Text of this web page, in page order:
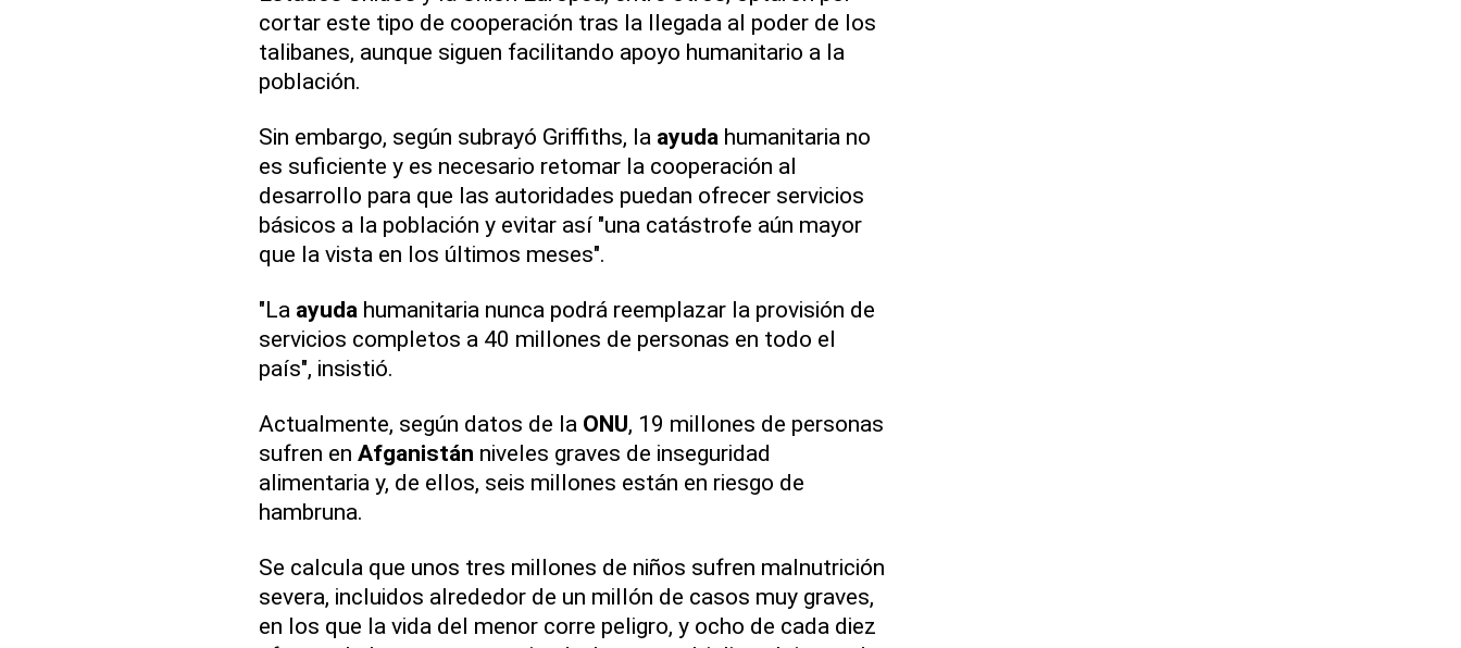
cortar este tipo de cooperación tras la llegada al poder de los
talibanes, aunque siguen facilitando apoyo humanitario a la
población.
Sin embargo, según subrayó Griffiths, la ayuda humanitaria no
es suficiente y es necesario retomar la cooperación al
desarrollo para que las autoridades puedan ofrecer servicios
básicos a la población y evitar así "una catástrofe aún mayor
que la vista en los últimos meses".
"La ayuda humanitaria nunca podrá reemplazar la provisión de
servicios completos a 40 millones de personas en todo el
país", insistió.
Actualmente, según datos de la ONU, 19 millones de personas
sufren en Afganistán niveles graves de inseguridad
alimentaria y, de ellos, seis millones están en riesgo de
hambruna.
Se calcula que unos tres millones de niños sufren malnutrición
severa, incluidos alrededor de un millón de casos muy graves,
en los que la vida del menor corre peligro, y ocho de cada diez